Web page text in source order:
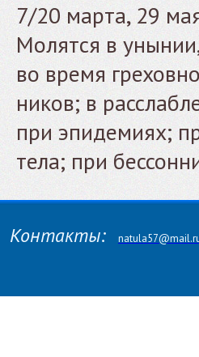
7/20 марта, 29
Молятся в
во время
ников; в
при эпидемиях;
тела; при
Контакты: